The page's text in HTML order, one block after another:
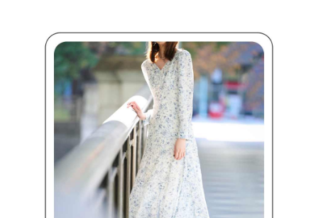
【注意事項】
1.本服務係由「台灣大哥大股份有限公司」（以下簡稱本公司）所提供，讓
用戶於交易時，得透過本服務購買商品或服務，並由商店將買賣／分期付款
買賣價金債權讓與本公司後，依約使用本公司帳單繳交帳款。
2.基於同意付款使用「大哥付你分期」之契約關係目的，商店將以您的個人
資料（包含姓名、電話或地址）提供予台灣大哥大進項蒐集、處理及利用，
由本公司與您本人進行分期帳單所需資料之確認、核對及更正。
3.完整用戶服務條款，請詳閱以下連結：https://oppay.tw/userRule
３．收到繳費通知簡訊後14天內，點擊此簡訊中的連結，可透過四大超商／
ATM／網路銀行／等多元方式進行付款，方視為交易完成。
※ 請注意：結帳手續完成當下不需立刻繳費，但若您需要取消訂單，請聯絡
購買商品的店家。未經商家同意取消之訂單仍視為有效，需透過AFTEE先享
後付繳納相關費用。
※ 交易是否成功請以「AFTEE先享後付 」之結帳頁面顯示為準，若有關於
是否繳費成功／繳費後需取消欲退款等相關疑問，請聯繫「AFTEE先享後付
客戶支援中心」 https://netprotections.freshdesk.com/support/home
１．透過由恩沛科技股份有限公司提供之「AFTEE先享後付」服務完成之交
易，需依本服務之必要範圍內提供個人資料，並將交易相關給付款項請求債
權轉讓予恩沛科技股份有限公司。
２．關於個人資料處理事宜，請瀏覽以下網址：
https://aftee.tw/terms/#terms3
萊爾富取貨付款
每筆NT$80，滿NT$2,000(含以上)免運費
付款後萊爾富取貨
每筆NT$80，滿NT$2,000(含以上)免運費
每筆NT$80，滿NT$2,000(含以上)免運費
每筆NT$80，滿NT$2,000(含以上)免運費